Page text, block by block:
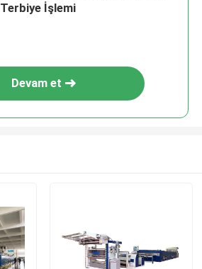
Terbiye İşlemi
Devam et